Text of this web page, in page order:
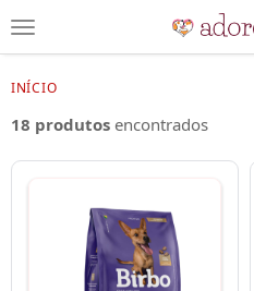
INÍCIO
18 produtos encontrados